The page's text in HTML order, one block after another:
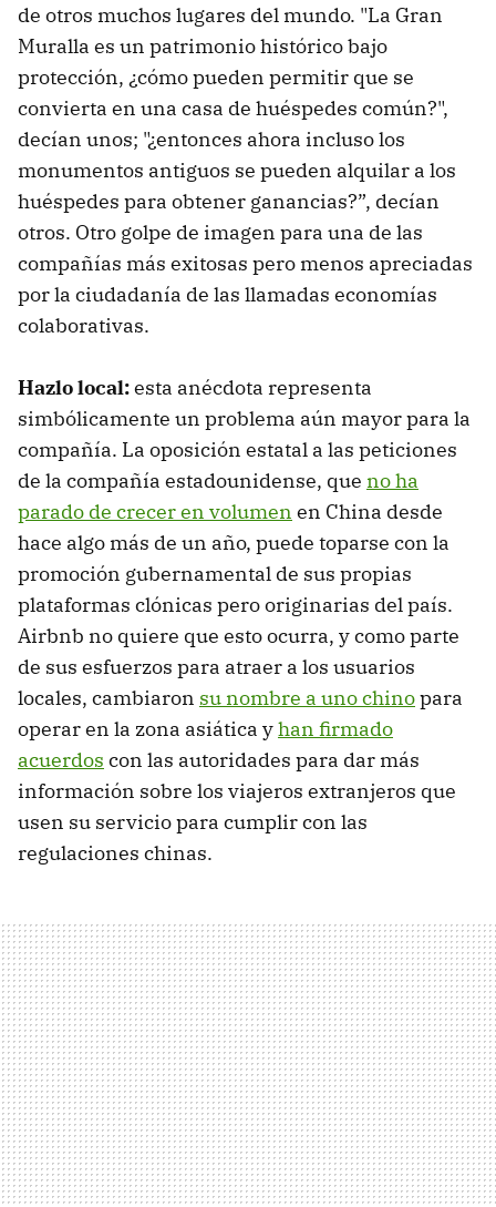
de otros muchos lugares del mundo. "La Gran
Muralla es un patrimonio histórico bajo
protección, ¿cómo pueden permitir que se
convierta en una casa de huéspedes común?",
decían unos; "¿entonces ahora incluso los
monumentos antiguos se pueden alquilar a los
huéspedes para obtener ganancias?”, decían
otros. Otro golpe de imagen para una de las
compañías más exitosas pero menos apreciadas
por la ciudadanía de las llamadas economías
colaborativas.
Hazlo local:esta anécdota representa
simbólicamente un problema aún mayor para la
compañía. La oposición estatal a las peticiones
de la compañía estadounidense, que no ha
parado de crecer en volumen en China desde
hace algo más de un año, puede toparse con la
promoción gubernamental de sus propias
plataformas clónicas pero originarias del país.
Airbnb no quiere que esto ocurra, y como parte
de sus esfuerzos para atraer a los usuarios
locales, cambiaron su nombre a uno chinopara
operar en la zona asiática yhan firmado
acuerdos con las autoridades para dar más
información sobre los viajeros extranjeros que
usen su servicio para cumplir con las
regulaciones chinas.